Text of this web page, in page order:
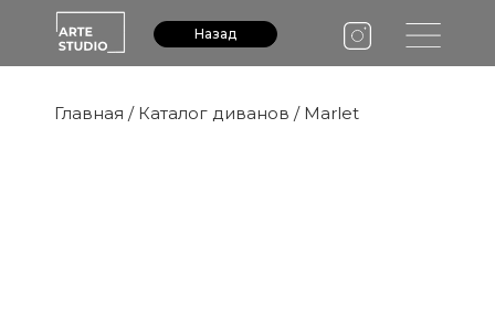
Назад
Главная / Каталог диванов / Marlet